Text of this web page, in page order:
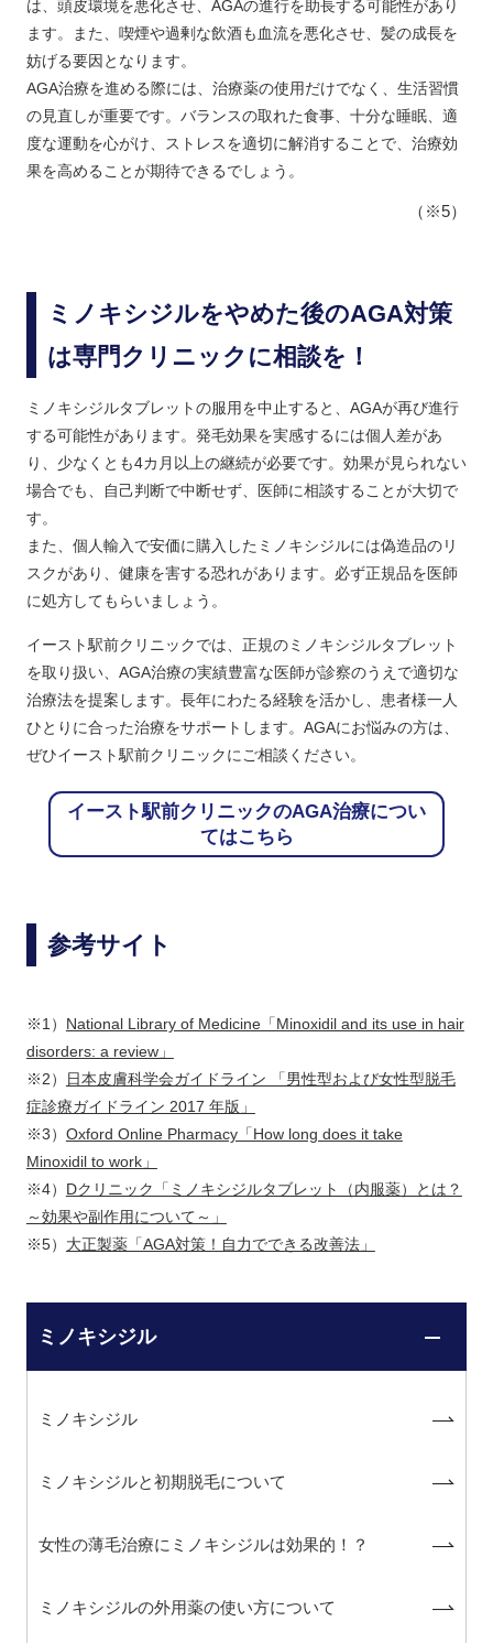
は、頭皮環境を悪化させ、AGAの進行を助長する可能性があり
ます。また、喫煙や過剰な飲酒も血流を悪化させ、髪の成長を
妨げる要因となります。
AGA治療を進める際には、治療薬の使用だけでなく、生活習慣
の見直しが重要です。バランスの取れた食事、十分な睡眠、適
度な運動を心がけ、ストレスを適切に解消することで、治療効
果を高めることが期待できるでしょう。
（※5）
ミノキシジルをやめた後のAGA対策
は専門クリニックに相談を！
ミノキシジルタブレットの服用を中止すると、AGAが再び進行
する可能性があります。発毛効果を実感するには個人差があ
り、少なくとも4カ月以上の継続が必要です。効果が見られない
場合でも、自己判断で中断せず、医師に相談することが大切で
す。
また、個人輸入で安価に購入したミノキシジルには偽造品のリ
スクがあり、健康を害する恐れがあります。必ず正規品を医師
に処方してもらいましょう。
イースト駅前クリニックでは、正規のミノキシジルタブレット
を取り扱い、AGA治療の実績豊富な医師が診察のうえで適切な
治療法を提案します。長年にわたる経験を活かし、患者様一人
ひとりに合った治療をサポートします。AGAにお悩みの方は、
ぜひイースト駅前クリニックにご相談ください。
イースト駅前クリニックのAGA治療につい
てはこちら
参考サイト
※1） National Library of Medicine「Minoxidil and its use in hair
disorders: a review」
※2）
日本皮膚科学会ガイドライン 「男性型および女性型脱毛
症診療ガイドライン 2017 年版」
※3） Oxford Online Pharmacy「How long does it take
Minoxidil to work」
※4） Dクリニック「ミノキシジルタブレット（内服薬）とは？
～効果や副作用について～」
※5） 大正製薬「AGA対策！自力でできる改善法」
ミノキシジル
ミノキシジル
ミノキシジルと初期脱毛について
女性の薄毛治療にミノキシジルは効果的！？
ミノキシジルの外用薬の使い方について